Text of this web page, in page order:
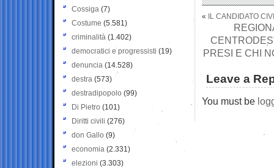
« IL CANDIDATO
PRESI E CHI
Leave a
You must be
Cossiga (7)
Costume (5.581)
criminalità (1.402)
democratici e progressisti (19)
denuncia (14.528)
destra (573)
destradipopolo (99)
Di Pietro (101)
Diritti civili (276)
don Gallo (9)
economia (2.331)
elezioni (3.303)